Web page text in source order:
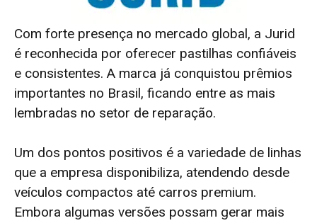
Com forte presença no mercado global, a Jurid
é reconhecida por oferecer pastilhas confiáveis
e consistentes. A marca já conquistou prêmios
importantes no Brasil, ficando entre as mais
lembradas no setor de reparação.
Um dos pontos positivos é a variedade de linhas
que a empresa disponibiliza, atendendo desde
veículos compactos até carros premium.
Embora algumas versões possam gerar mais